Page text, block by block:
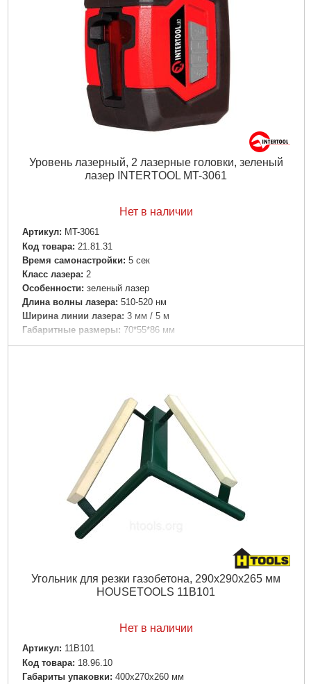
Уровень лазерный, 2 лазерные головки, зеленый
лазер INTERTOOL MT-3061
Нет в наличии
Артикул: MT-3061
Код товара: 21.81.31
Время самонастройки: 5 сек
Класс лазера: 2
Особенности: зеленый лазер
Длина волны лазера: 510-520 нм
Ширина линии лазера: 3 мм / 5 м
Габаритные размеры: 70*55*86 мм
Гарантия: 12 мес.
1/4"
180x120x60 мм
Подробнее...
Угольник для резки газобетона, 290х290х265 мм
HOUSETOOLS 11B101
Нет в наличии
Артикул: 11B101
Код товара: 18.96.10
Габариты упаковки: 400x270x260 мм